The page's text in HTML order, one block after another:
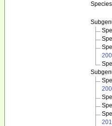
Species